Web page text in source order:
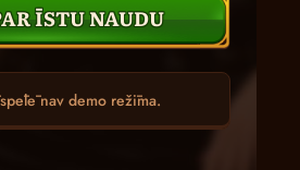
ĪSTU NAUDU
nav demo režīma.